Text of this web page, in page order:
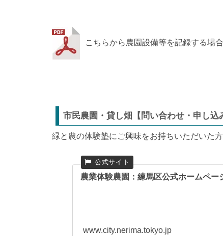
こちらから農園設備等を記録する場
市民農園・貸し畑【問い合わせ・申し込
緑と農の体験塾にご興味をお持ちいただいた
農業体験農園：練馬区公式ホームペー
www.city.nerima.tokyo.jp